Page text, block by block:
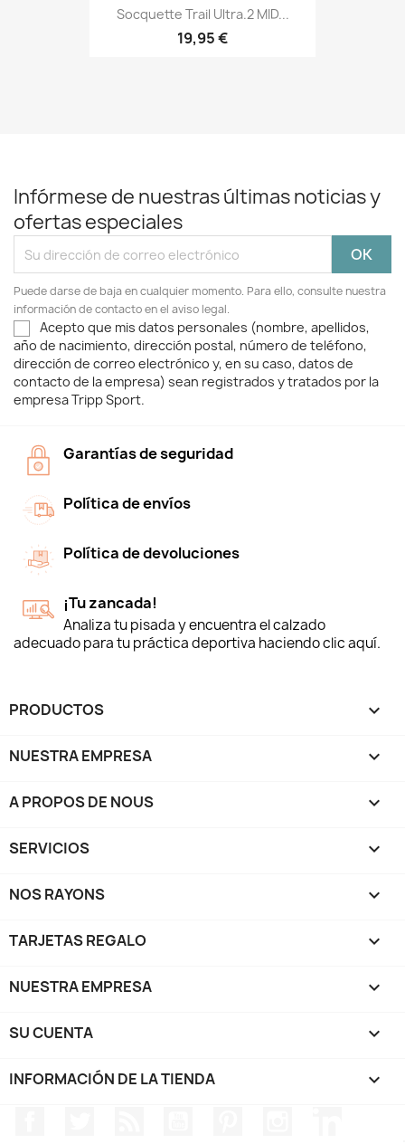
Socquette Trail Ultra.2 MID...
19,95 €
Infórmese de nuestras últimas noticias y
ofertas especiales
Puede darse de baja en cualquier momento. Para ello, consulte nuestra
información de contacto en el aviso legal.
Acepto que mis datos personales (nombre, apellidos,
año de nacimiento, dirección postal, número de teléfono,
dirección de correo electrónico y, en su caso, datos de
contacto de la empresa) sean registrados y tratados por la
empresa Tripp Sport.
Garantías de seguridad
Política de envíos
Política de devoluciones
¡Tu zancada!
Analiza tu pisada y encuentra el calzado
adecuado para tu práctica deportiva haciendo clic aquí.
PRODUCTOS 
NUESTRA EMPRESA 
A PROPOS DE NOUS 
SERVICIOS 
NOS RAYONS 
TARJETAS REGALO 
NUESTRA EMPRESA 
SU CUENTA 
INFORMACIÓN DE LA TIENDA keyboard_arrow_down